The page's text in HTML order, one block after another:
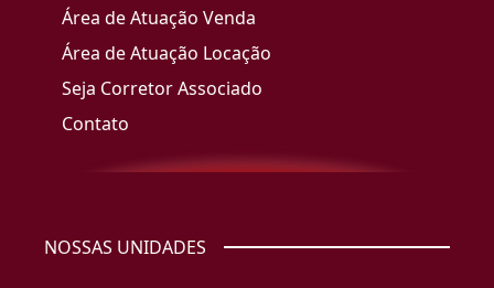
Área de Atuação Venda
Área de Atuação Locação
Seja Corretor Associado
Contato
NOSSAS UNIDADES